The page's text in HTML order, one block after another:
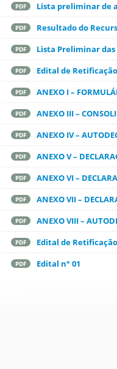
PDF Lista preliminar de
PDF Resultado do
PDF Lista Preliminar
PDF Edital de Retificação
PDF ANEXO I –
PDF ANEXO III –
PDF ANEXO IV –
PDF ANEXO V –
PDF ANEXO VI –
PDF ANEXO VII –
PDF ANEXO VIII –
PDF Edital de Retificação
PDF Edital n° 01